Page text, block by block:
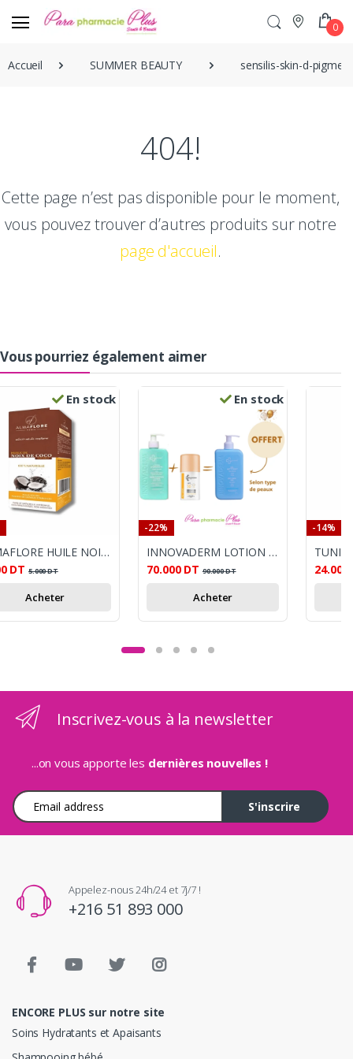
0
Accueil SUMMER BEAUTY sensilis-skin-d-
404!
Cette page n’est pas disponible pour le moment,
vous pouvez trouver d’autres produits sur notre
page d'accueil.
Vous pourriez également aimer
En stock
ALMAFLORE HUILE NOIX DE COCO 10ML
DT 5.000DT
Acheter
En stock
-22%
INNOVADERM LOTION HYDRATANTE 380ML+INNOVADERM Fond de Teint FLUID MINERAL SPF50+INNOVADERM GEL NETTOYANT OFFERTE
70.000 DT 90.000DT
Acheter
-14%
24.000
Inscrivez-vous à la newsletter
...on vous apporte les dernières nouvelles !
Adresse e-mail
S'inscrire
Appelez-nous 24h/24 et 7j/7 !
+216 51 893 000
ENCORE PLUS sur notre site
Soins Hydratants et Apaisants